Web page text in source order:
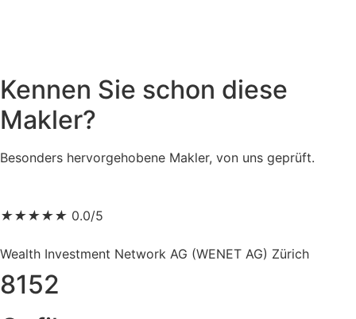
Kennen Sie schon diese
Makler?
Besonders hervorgehobene Makler, von uns geprüft.
★★★★★ 0.0/5
Wealth Investment Network AG (WENET AG) Zürich
8152